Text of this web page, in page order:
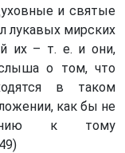
и святые
лукавых мирских
их – т. е. и они,
о том, что
в таком
как бы не
к тому